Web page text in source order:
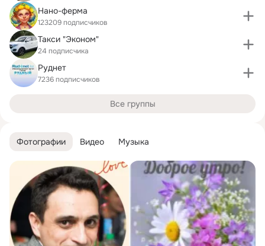
Фотографии Видео Музыка
Нано-ферма
123209 подписчиков
Такси "Эконом"
24 подписчика
Руднет
7236 подписчиков
Все группы